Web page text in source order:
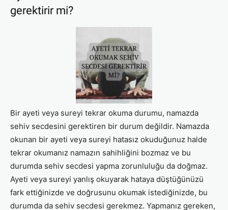
gerektirir mi?
Bir ayeti veya sureyi tekrar okuma durumu, namazda
sehiv secdesini gerektiren bir durum değildir. Namazda
okunan bir ayeti veya sureyi hatasız okuduğunuz halde
tekrar okumanız namazın sahihliğini bozmaz ve bu
durumda sehiv secdesi yapma zorunluluğu da doğmaz.
Ayeti veya sureyi yanlış okuyarak hataya düştüğünüzü
fark ettiğinizde ve doğrusunu okumak istediğinizde, bu
durumda da sehiv secdesi gerekmez. Yapmanız gereken,